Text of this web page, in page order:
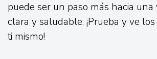
puede ser un paso más hacia una
clara y saludable. ¡Prueba y ve
ti mismo!